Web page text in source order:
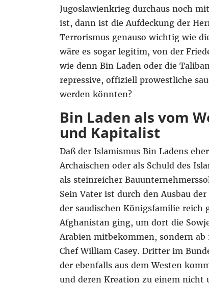
Jugoslawienkrieg durchaus noch
ist, dann ist die Aufdeckung der
Terrorismus genauso wichtig wie
wäre es sogar legitim, von der
wie denn Bin Laden oder die
repressive, offiziell prowestliche
werden könnten?
Bin Laden als vom
und Kapitalist
Daß der Islamismus Bin Ladens
Archaischen oder als Schuld des
als steinreicher
Sein Vater ist durch den Ausbau
der saudischen Königsfamilie reich
Afghanistan ging, um dort die
Arabien mitbekommen, sondern ab
Chef William Casey. Dritter im
der ebenfalls aus dem Westen
und deren Kreation zu einem nicht